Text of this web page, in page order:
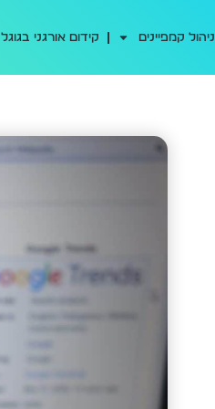
ניהול קמפיינים קידום אורגני בגוגל